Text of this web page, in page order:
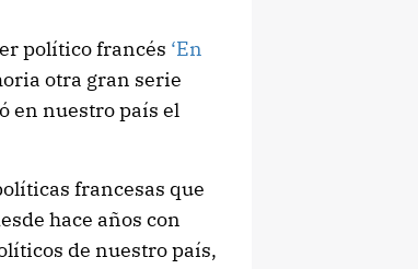
político francés ‘En
otra gran serie
en nuestro país el
francesas que
hace años con
de nuestro país,